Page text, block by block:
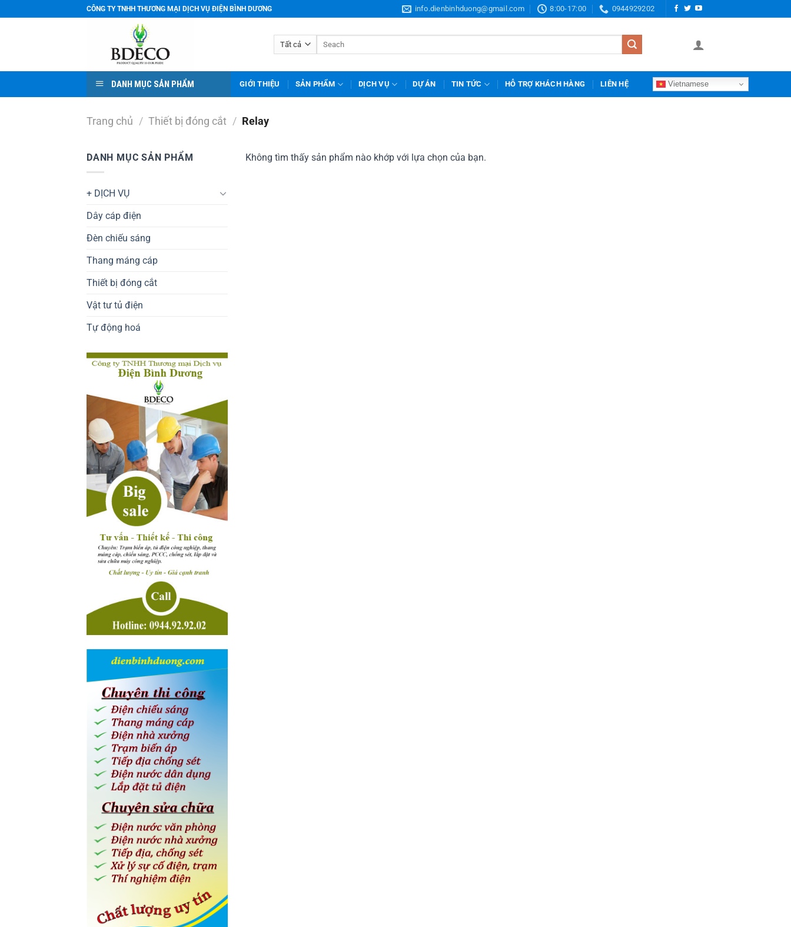
qua
CÔNG TY TNHH THƯƠNG MẠI DỊCH VỤ ĐIỆN BÌNH DƯƠNG info.dienbinhduong@gmail.com 8:00-17:00 0944929202
DANH MỤC SẢN PHẨM GIỚI THIỆU SẢN PHẨM DỊCH VỤ DỰ ÁN TIN TỨC HỖ TRỢ KHÁCH HÀNG LIÊN HỆ Vietnamese
Trang chủ / Thiết bị đóng cắt / Relay
DANH MỤC SẢN PHẨM
+ DỊCH VỤ
Dây cáp điện
Đèn chiếu sáng
Thang máng cáp
Thiết bị đóng cắt
Vật tư tủ điện
Tự động hoá
Không tìm thấy sản phẩm nào khớp với lựa chọn của bạn.